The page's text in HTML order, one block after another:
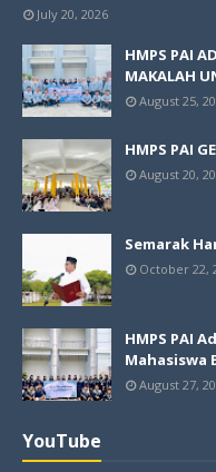
July 20, 2026
HMPS PAI
MAKALAH
August 25,
HMPS PAI
August 20,
Semarak
October 22,
HMPS PAI
Mahasiswa
August 27,
YouTube